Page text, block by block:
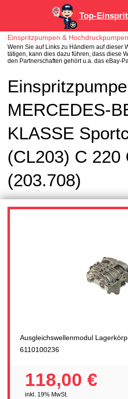
Top-
Einspritzpumpen & Hochdruckpumpen
Wenn Sie auf Links zu Händlern auf dieser
tätigen, kann dies dazu führen, dass diese
den Partnerschaften gehört u.a. das eBay-
Einspritzpumpe
MERCEDES-
KLASSE
(CL203) C 220
(203.708)
Ausgleichswellenmodul
6110100236
118,00 €
inkl. 19% MwSt.